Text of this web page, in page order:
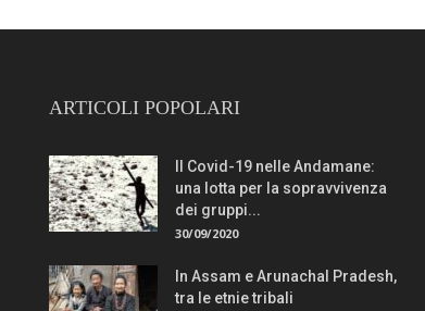
ARTICOLI POPOLARI
Il Covid-19 nelle Andamane:
una lotta per la sopravvivenza
dei gruppi...
30/09/2020
In Assam e Arunachal Pradesh,
tra le etnie tribali